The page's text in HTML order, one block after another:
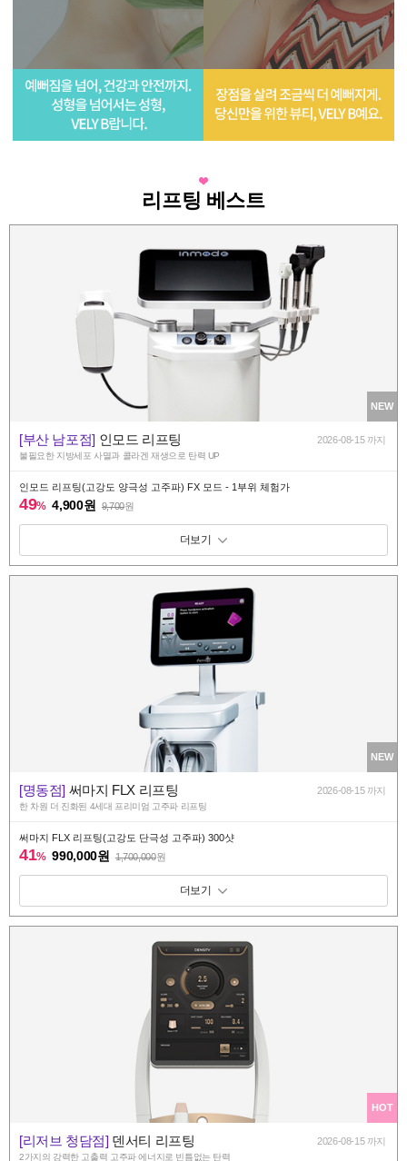
리프팅 베스트
NEW
[부산 남포점] 인모드 리프팅 2026-08-15 까지
불필요한 지방세포 사멸과 콜라겐 재생으로 탄력 UP
인모드 리프팅(고강도 양극성 고주파) FX 모드 - 1부위 체험가
49% 4,900원 9,700원
패키지 보기 토글
NEW
[명동점] 써마지 FLX 리프팅 2026-08-15 까지
한 차원 더 진화된 4세대 프리미엄 고주파 리프팅
써마지 FLX 리프팅(고강도 단극성 고주파) 300샷
41% 990,000원 1,700,000원
패키지 보기 토글
HOT
[리저브 청담점] 덴서티 리프팅 2026-08-15 까지
2가지의 강력한 고출력 고주파 에너지로 빈틈없는 탄력